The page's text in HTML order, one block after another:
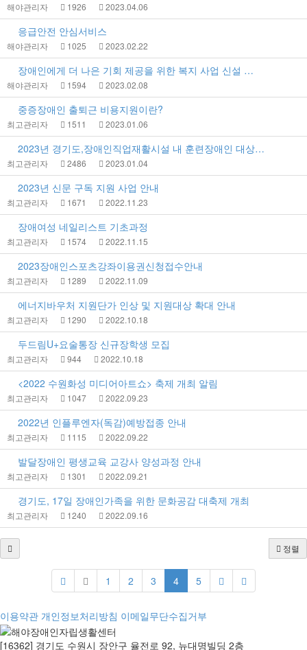
해야관리자 1926 2023.04.06
응급안전 안심서비스
해야관리자 1025 2023.02.22
장애인에게 더 나은 기회 제공을 위한 복지 사업 신설 …
해야관리자 1594 2023.02.08
중증장애인 출퇴근 비용지원이란?
최고관리자 1511 2023.01.06
2023년 경기도,장애인직업재활시설 내 훈련장애인 대상…
최고관리자 2486 2023.01.04
2023년 신문 구독 지원 사업 안내
최고관리자 1671 2022.11.23
장애여성 네일리스트 기초과정
최고관리자 1574 2022.11.15
2023장애인스포츠강좌이용권신청접수안내
최고관리자 1289 2022.11.09
에너지바우처 지원단가 인상 및 지원대상 확대 안내
최고관리자 1290 2022.10.18
두드림U+요술통장 신규장학생 모집
최고관리자 944 2022.10.18
<2022 수원화성 미디어아트쇼> 축제 개최 알림
최고관리자 1047 2022.09.23
2022년 인플루엔자(독감)예방접종 안내
최고관리자 1115 2022.09.22
발달장애인 평생교육 교강사 양성과정 안내
최고관리자 1301 2022.09.21
경기도, 17일 장애인가족을 위한 문화공감 대축제 개최
최고관리자 1240 2022.09.16
정렬
1 2 3 4 5
이용약관 개인정보처리방침 이메일무단수집거부
[16362] 경기도 수원시 장안구 율전로 92, 뉴대명빌딩 2층